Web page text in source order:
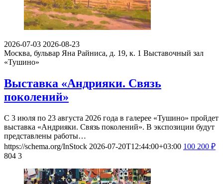
2026-07-03 2026-08-23
Москва, бульвар Яна Райниса, д. 19, к. 1 Выставочный зал
«Тушино»
Выставка «Андрияки. Связь
поколений»
С 3 июля по 23 августа 2026 года в галерее «Тушино» пройдет
выставка «Андрияки. Связь поколений». В экспозиции будут
представлены работы…
https://schema.org/InStock 2026-07-20T12:44:00+03:00 100 200 ₽
804 3